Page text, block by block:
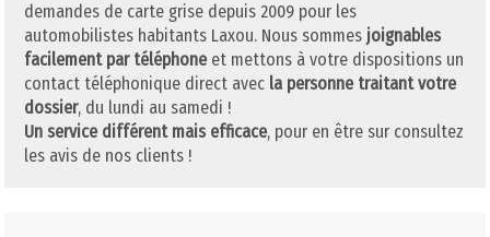
demandes de carte grise depuis 2009 pour les
automobilistes habitants Laxou. Nous sommes joignables
facilement par téléphone et mettons à votre dispositions un
contact téléphonique direct avec la personne traitant votre
dossier, du lundi au samedi !
Un service différent mais efficace, pour en être sur consultez
les avis de nos clients !